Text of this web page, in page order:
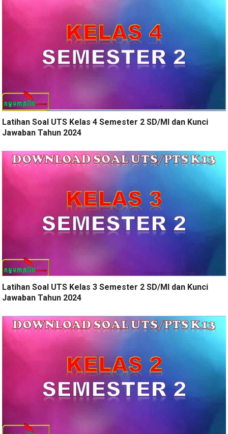
Latihan Soal UTS Kelas 4 Semester 2 SD/MI dan Kunci
Jawaban Tahun 2024
Latihan Soal UTS Kelas 3 Semester 2 SD/MI dan Kunci
Jawaban Tahun 2024